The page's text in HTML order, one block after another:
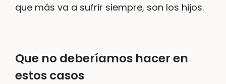
que más va a sufrir siempre, son los hijos.
Que no deberíamos hacer en
estos casos